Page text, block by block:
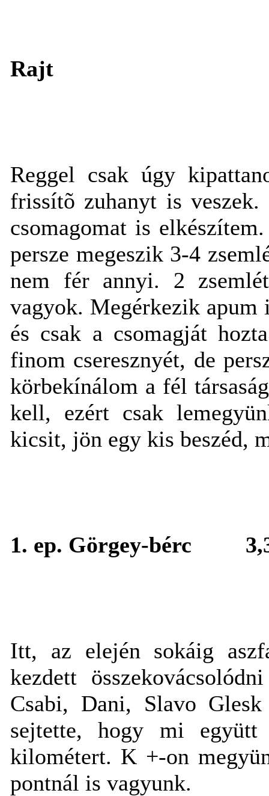
Rajt
Reggel csak úgy
frissítõ zuhanyt is veszek.
csomagomat is
persze megeszik 3-4
nem fér annyi. 2
vagyok. Megérkezik apum
és csak a csomagját
finom cseresznyét, de
körbekínálom a fél
kell, ezért csak
kicsit, jön egy kis beszéd,
1. ep. Görgey-bérc
Itt, az elején sokáig
kezdett
Csabi, Dani, Slavo
sejtette, hogy mi
kilométert. K +-on
pontnál is vagyunk.